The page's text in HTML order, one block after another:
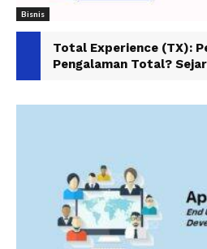
Bisnis
Total Experience (TX):
Pengalaman Total?